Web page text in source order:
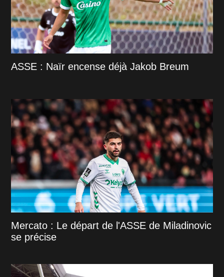
ASSE : Naïr encense déjà Jakob Breum
Mercato : Le départ de l'ASSE de Miladinovic
se précise